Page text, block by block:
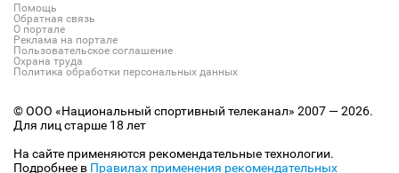
Помощь
Обратная связь
О портале
Реклама на портале
Пользовательское соглашение
Охрана труда
Политика обработки персональных данных
© ООО «Национальный спортивный телеканал» 2007 — 2026.
Для лиц старше 18 лет
На сайте применяются рекомендательные технологии.
Подробнее в Правилах применения рекомендательных